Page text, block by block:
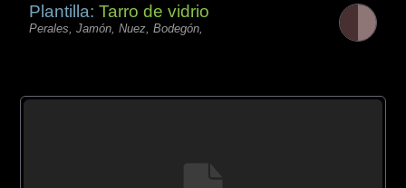
Plantilla:Tarro de vidrio
Perales, Jamón, Nuez, Bodegón,